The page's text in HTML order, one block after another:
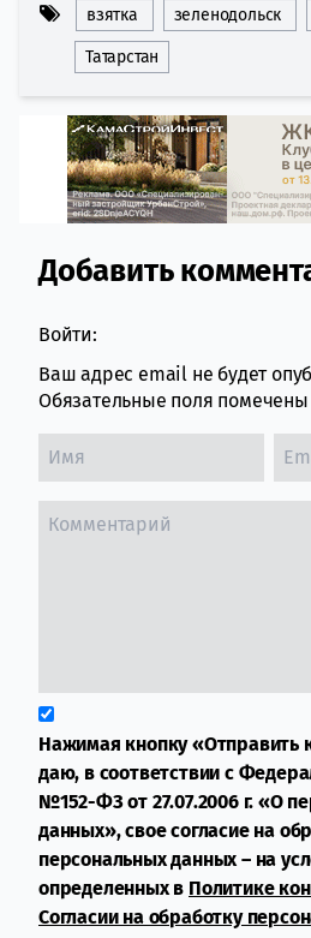
взятка зеленодольск
Татарстан
Comment
Добавить
Войти:
Ваш адрес email не будет
Обязательные поля помечены
Нажимая кнопку «Отправить
даю, в соответствии с
№152-ФЗ от 27.07.2006 г. «О
данных», свое согласие на
персональных данных – на
определенных в Политике
Согласии на обработку